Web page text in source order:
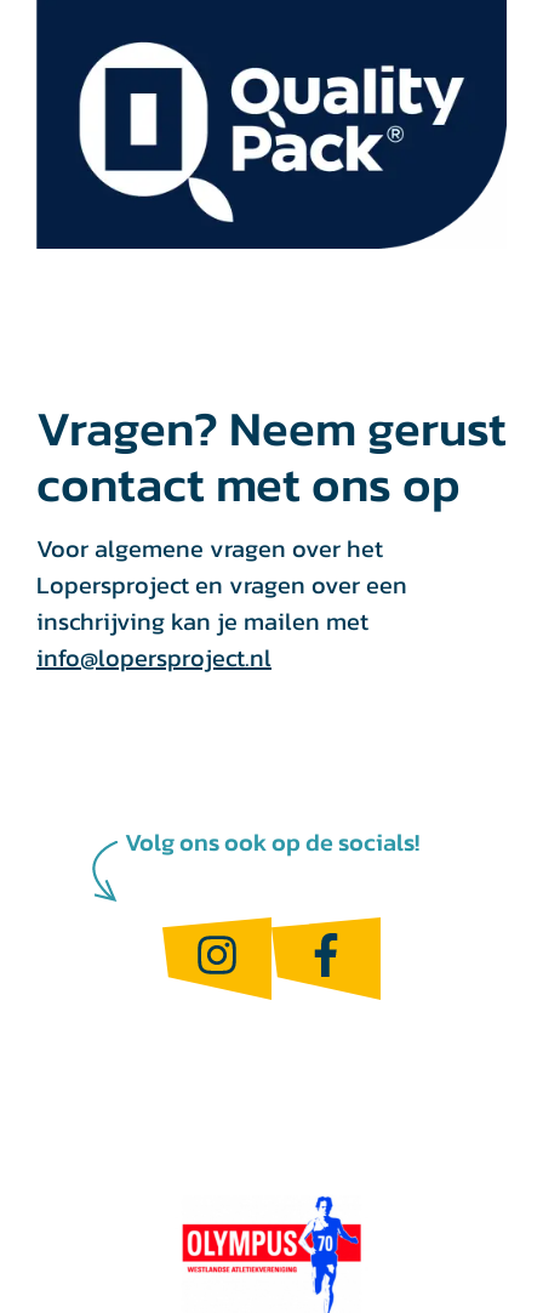
Vragen? Neem gerust
contact met ons op
Voor algemene vragen over het
Lopersproject en vragen over een
inschrijving kan je mailen met
info@lopersproject.nl
Volg ons ook op de socials!